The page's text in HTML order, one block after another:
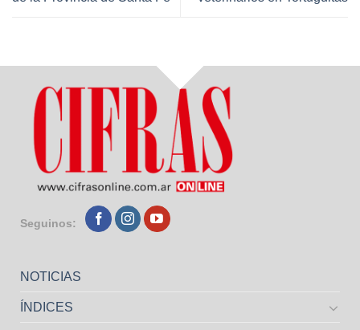
Seguinos:
NOTICIAS
ÍNDICES